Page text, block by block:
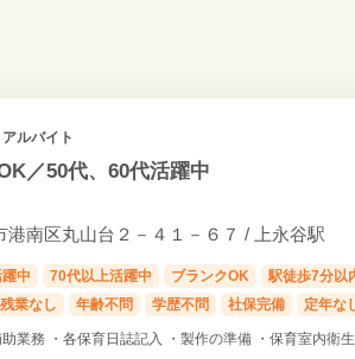
ルバイト
／50代、60代活躍中
南区丸山台２－４１－６７ / 上永谷駅
中 70代以上活躍中 ブランクOK 駅徒歩7分以
残業なし 年齢不問 学歴不問 社保完備 定年な
業務 ・各保育日誌記入 ・製作の準備 ・保育室内衛